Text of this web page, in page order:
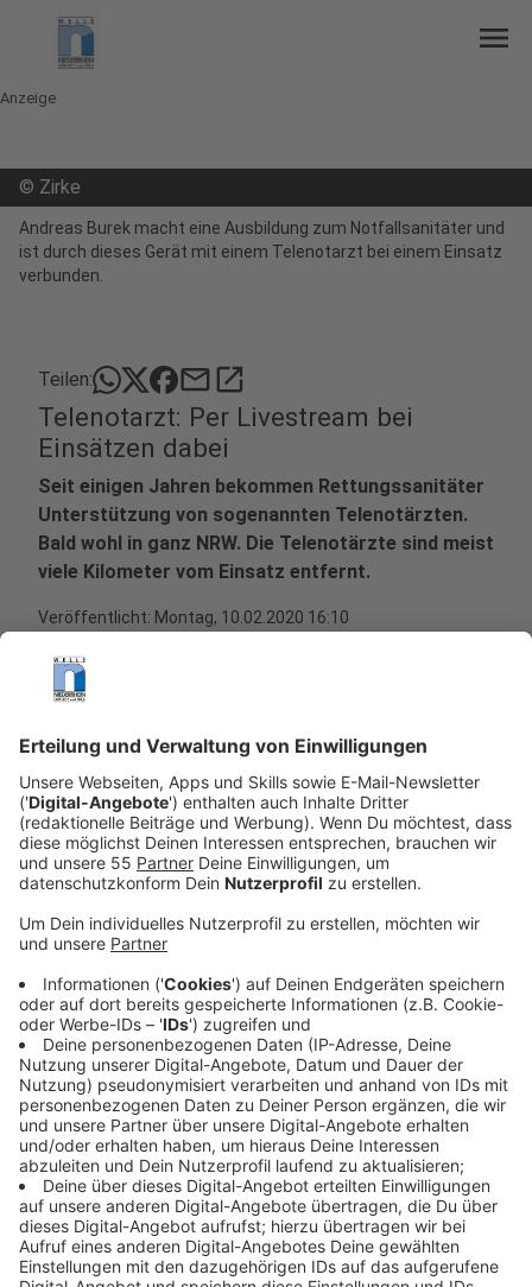
menu
Anzeige
© Zirke
Andreas Burek macht eine Ausbildung zum Notfallsanitäter und
ist durch dieses Gerät mit einem Telenotarzt bei einem Einsatz
verbunden.
Teilen: mailopen_in_new
Telenotarzt: Per Livestream bei
Einsätzen dabei
Seit einigen Jahren bekommen Rettungssanitäter
Unterstützung von sogenannten Telenotärzten.
Bald wohl in ganz NRW. Die Telenotärzte sind meist
viele Kilometer vom Einsatz entfernt.
Veröffentlicht: Montag, 10.02.2020 16:10
schon begleitet. Sie sitzen in der Zentrale in Aachen
und damit meist viele Kilometer entfernt vom
eigentlichen Einsatzort.
Was macht ein Telenotarzt?
Anzeige
Ziel ist es, nichtärztliche Rettungsdienste oder
Notärzte vor Ort in Echtzeit per
Kommunikationssystem zu unterstützen und dabei von
den Personen gleichzeitig in den laufenden
Versorgungsprozess eingebunden zu werden. Das
geschieht über mehrere Wege: Zum einen durch Fotos,
oder einen Livestream aus dem Einsatzwagen.